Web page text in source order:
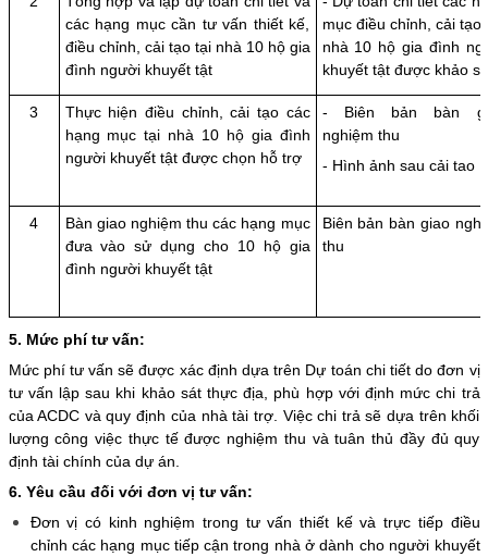
các hạng mục cần tư vấn thiết kế,
điều chỉnh, cải tạo tại nhà 10 hộ gia
đình người khuyết tật
mục điều chỉnh, cải tạo
nhà 10 hộ gia đình
khuyết tật được khảo
3
Thực hiện điều chỉnh, cải tạo các
hạng mục tại nhà 10 hộ gia đình
người khuyết tật được chọn hỗ trợ
- Biên bản bàn
nghiệm thu
- Hình ảnh sau cải tao
4
Bàn giao nghiệm thu các hạng mục
đưa vào sử dụng cho 10 hộ gia
đình người khuyết tật
Biên bản bàn giao
thu
5. Mức phí tư vấn:
Mức phí tư vấn sẽ được xác định dựa trên Dự toán chi tiết do đơn vị
tư vấn lập sau khi khảo sát thực địa, phù hợp với định mức chi trả
của ACDC và quy định của nhà tài trợ. Việc chi trả sẽ dựa trên khối
lượng công việc thực tế được nghiệm thu và tuân thủ đầy đủ quy
định tài chính của dự án.
6. Yêu cầu đối với đơn vị tư vấn:
Đơn vị có kinh nghiệm trong tư vấn thiết kế và trực tiếp điều
chỉnh các hạng mục tiếp cận trong nhà ở dành cho người khuyết